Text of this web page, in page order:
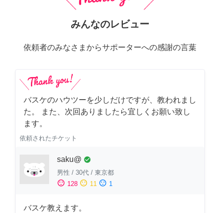
みんなのレビュー
依頼者のみなさまからサポーターへの感謝の言葉
バスケのハウツーを少しだけですが、教われまし
た。 また、次回ありましたら宜しくお願い致し
ます。
依頼されたチケット
saku@ check_circle
男性 / 30代 / 東京都
sentiment_satisfied 128 sentiment_neutral 11 sentiment_dissatisfied 1
バスケ教えます。